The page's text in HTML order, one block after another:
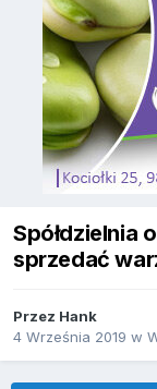
Spółdzielnia
sprzedać
Przez Hank
4 Września 2019 w